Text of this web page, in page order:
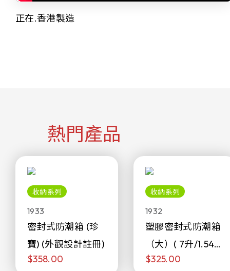
正在.香港製造
熱門產品
收納系列
1933
密封式防潮箱 (珍
寶) (外觀設計註冊)
$358.00
收納系列
1932
塑膠密封式防潮箱
（大）( 7升/1.54加
侖)
$325.00